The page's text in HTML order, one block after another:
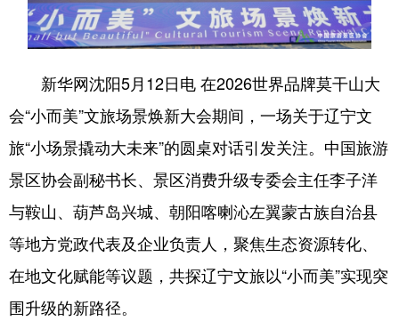
浙江 安徽 福建 江西
四川 贵州 云南 西藏
陕西 甘肃 青海 宁夏
新疆 内蒙古 黑龙江
多语种频道
English
新华网沈阳5月12日电 在2026世界品牌莫干山大
会“小而美”文旅场景焕新大会期间，一场关于辽宁文
旅“小场景撬动大未来”的圆桌对话引发关注。中国旅游
景区协会副秘书长、景区消费升级专委会主任李子洋
与鞍山、葫芦岛兴城、朝阳喀喇沁左翼蒙古族自治县
等地方党政代表及企业负责人，聚焦生态资源转化、
在地文化赋能等议题，共探辽宁文旅以“小而美”实现突
围升级的新路径。